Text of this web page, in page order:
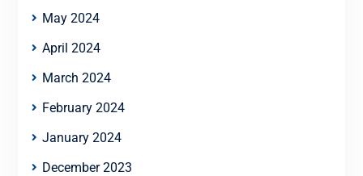
May 2024
April 2024
March 2024
February 2024
January 2024
December 2023